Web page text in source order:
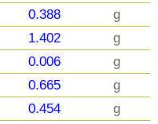
0.388
g
1.402
g
0.006
g
0.665
g
0.454
g